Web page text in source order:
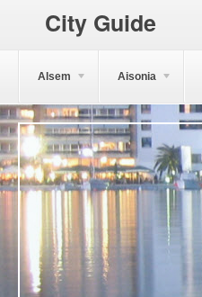
City Guide
Alsem Aisonia